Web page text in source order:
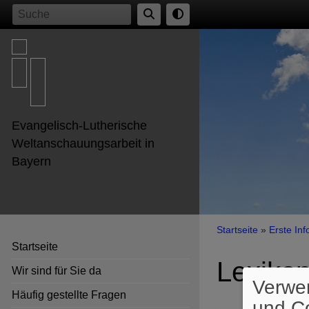
Direkt
zum
Inhalt
Evangelisch-Lutherische
Weltanschauungsarbeit in
Bayern
Startseite
Wir sind für Sie da
Häufig gestellte Fragen
Startseite Erste